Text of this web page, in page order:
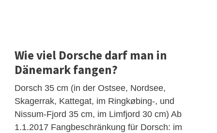
Wie viel Dorsche darf man in
Dänemark fangen?
Dorsch 35 cm (in der Ostsee, Nordsee,
Skagerrak, Kattegat, im Ringkøbing-, und
Nissum-Fjord 35 cm, im Limfjord 30 cm) Ab
1.1.2017 Fangbeschränkung für Dorsch: im